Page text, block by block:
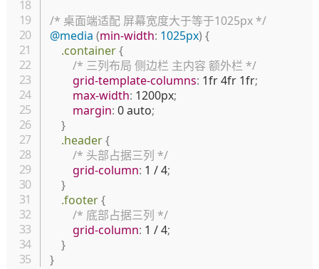
/* 桌面端适配 屏幕宽度大于等于1025px */
@media (min-width: 1025px) {
.container{
/* 三列布局 侧边栏 主内容 额外栏 */
grid-template-columns: 1fr 4fr 1fr;
max-width: 1200px;
margin: 0 auto;
}
.header{
/* 头部占据三列 */
grid-column: 1 / 4;
}
.footer{
/* 底部占据三列 */
grid-column: 1 / 4;
}
}